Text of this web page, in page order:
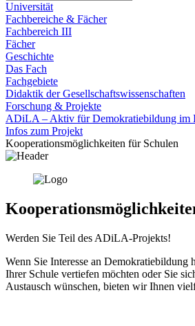
Universität
Fachbereiche & Fächer
Fachbereich III
Fächer
Geschichte
Das Fach
Fachgebiete
Didaktik der Gesellschaftswissenschaften
Forschung & Projekte
ADiLA – Aktiv für Demokratiebildung im
Infos zum Projekt
Kooperationsmöglichkeiten für Schulen
Werden Sie Teil des ADiLA-Projekts!
Wenn Sie Interesse an Demokratiebildung
Ihrer Schule vertiefen möchten oder Sie
Austausch wünschen, bieten wir Ihnen